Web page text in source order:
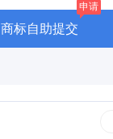
商标自助提交
申请